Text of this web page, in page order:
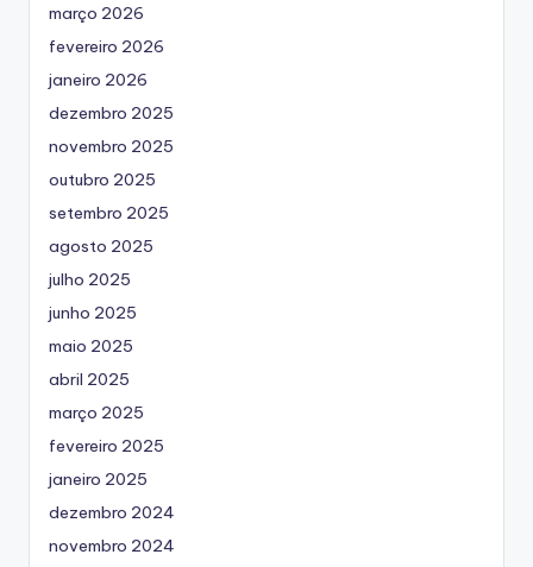
março 2026
fevereiro 2026
janeiro 2026
dezembro 2025
novembro 2025
outubro 2025
setembro 2025
agosto 2025
julho 2025
junho 2025
maio 2025
abril 2025
março 2025
fevereiro 2025
janeiro 2025
dezembro 2024
novembro 2024